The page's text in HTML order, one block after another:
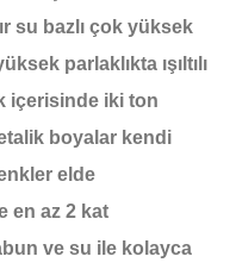
su bazlı çok yüksek
parlaklıkta ışıltılı
içerisinde iki ton
boyalar kendi
elde
en az 2 kat
ve su ile kolayca